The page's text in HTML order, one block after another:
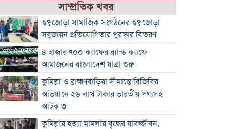
সাম্প্রতিক খবর
স্বপ্নজোড়া সামাজিক সংগঠনের স্বপ্নজোড়া
সবুজায়ন প্রতিযোগিতার পুরস্কার বিতরণ
৪ হাজার ৭০০ ক্যাফের ব্র্যান্ড ক্যাফে
আমাজনের বাংলাদেশ যাত্রা শুরু
কুমিল্লা ও ব্রাহ্মণবাড়িয়া সীমান্তে বিজিবির
অভিযানে ২৬ লাখ টাকার ভারতীয় পণ্যসহ
আটক ৩
কুমিল্লায় হত্যা মামলায় বৃদ্ধের যাবজ্জীবন,